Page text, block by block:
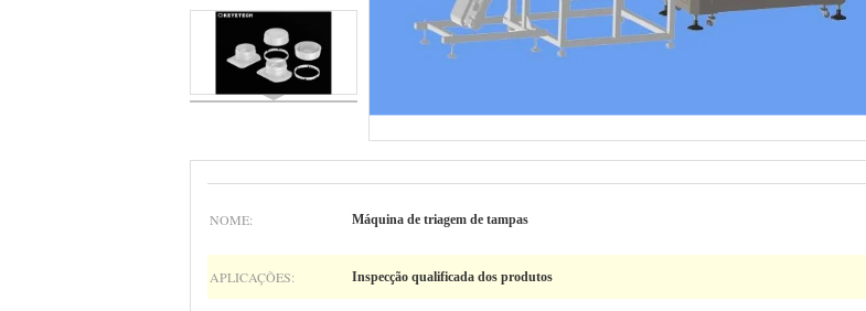
NOME: Máquina de triagem de tampas
APLICAÇÕES: Inspecção qualificada dos produtos